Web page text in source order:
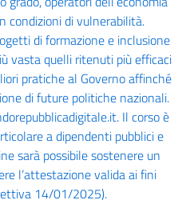
condizioni di vulnerabilità.
di formazione e inclusione
vasta quelli ritenuti più efficaci
pratiche al Governo affinché
di future politiche nazionali.
Il corso è
a dipendenti pubblici e
sarà possibile sostenere un
l’attestazione valida ai fini
14/01/2025).